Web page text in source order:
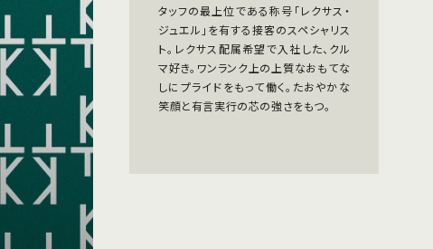
タッフの最上位である称号「レクサス・
ジュエル」を有する接客のスペシャリス
ト。レクサス配属希望で入社した、クル
マ好き。ワンランク上の上質なおもてな
しにプライドをもって働く。たおやかな
笑顔と有言実行の芯の強さをもつ。